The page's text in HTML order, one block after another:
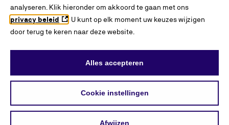
analyseren. Klik hieronder om akkoord te gaan met ons
privacy beleid
. U kunt op elk moment uw keuzes wijzigen
door terug te keren naar deze website.
Alles accepteren
Cookie instellingen
Afwijzen